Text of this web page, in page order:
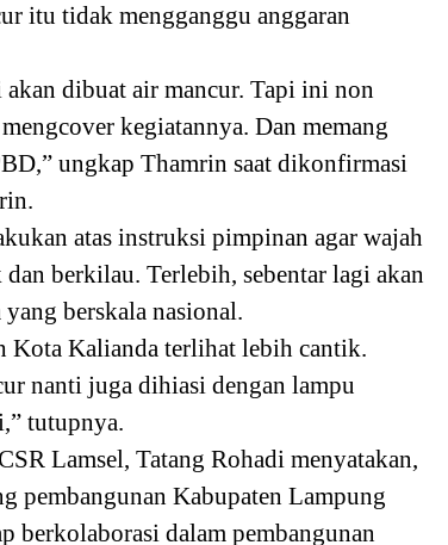
itu tidak mengganggu anggaran
akan dibuat air mancur. Tapi ini non
kegiatannya. Dan memang
ungkap Thamrin saat dikonfirmasi
atas instruksi pimpinan agar wajah
berkilau. Terlebih, sebentar lagi akan
berskala nasional.
Kota Kalianda terlihat lebih cantik.
nanti juga dihiasi dengan lampu
tutupnya.
Lamsel, Tatang Rohadi menyatakan,
pembangunan Kabupaten Lampung
berkolaborasi dalam pembangunan